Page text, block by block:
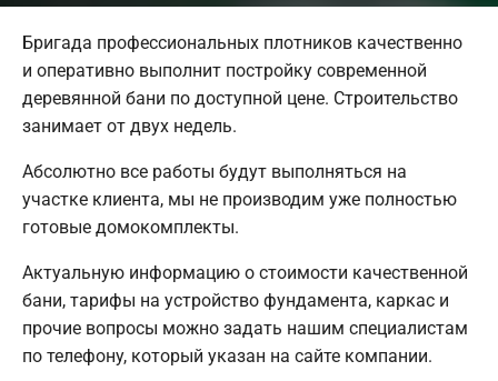
Бригада профессиональных плотников качественно
и оперативно выполнит постройку современной
деревянной бани по доступной цене. Строительство
занимает от двух недель.
Абсолютно все работы будут выполняться на
участке клиента, мы не производим уже полностью
готовые домокомплекты.
Актуальную информацию о стоимости качественной
бани, тарифы на устройство фундамента, каркас и
прочие вопросы можно задать нашим специалистам
по телефону, который указан на сайте компании.